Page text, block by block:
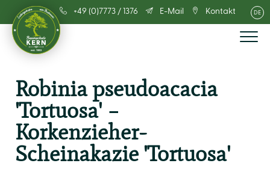
+49 (0)7773 / 1376 E-Mail Kontakt DE
Robinia pseudoacacia
'Tortuosa' –
Korkenzieher-
Scheinakazie 'Tortuosa'